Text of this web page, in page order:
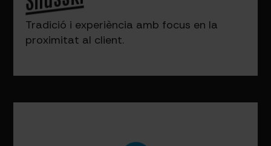
Tradició i experiència amb focus en la
proximitat al client.